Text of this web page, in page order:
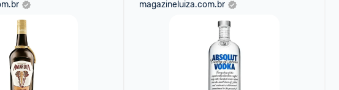
magazineluiza.com.br